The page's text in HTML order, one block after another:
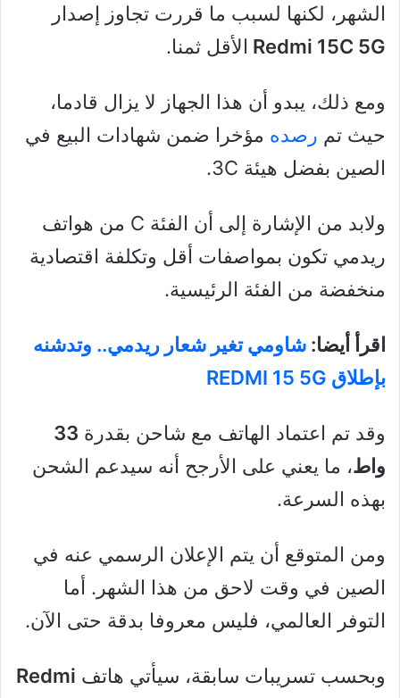
الشهر، لكنها لسبب ما قررت تجاوز إصدار
Redmi 15C 5G الأقل ثمنا.
ومع ذلك، يبدو أن هذا الجهاز لا يزال قادما،
حيث تم رصده مؤخرا ضمن شهادات البيع في
الصين بفضل هيئة 3C.
ولابد من الإشارة إلى أن الفئة C من هواتف
ريدمي تكون بمواصفات أقل وتكلفة اقتصادية
منخفضة من الفئة الرئيسية.
اقرأ أيضا: شاومي تغير شعار ريدمي.. وتدشنه
بإطلاق REDMI 15 5G
وقد تم اعتماد الهاتف مع شاحن بقدرة 33
واط، ما يعني على الأرجح أنه سيدعم الشحن
بهذه السرعة.
ومن المتوقع أن يتم الإعلان الرسمي عنه في
الصين في وقت لاحق من هذا الشهر. أما
التوفر العالمي، فليس معروفا بدقة حتى الآن.
وبحسب تسريبات سابقة، سيأتي هاتف Redmi